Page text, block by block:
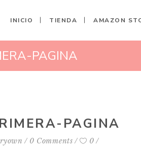
INICIO TIENDA AMAZON
PAGINA
PAGINA
0 Comments 0